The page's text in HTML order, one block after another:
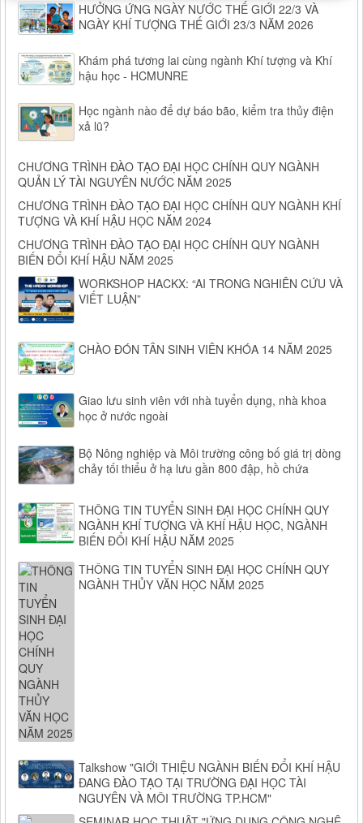
HƯỞNG ỨNG NGÀY NƯỚC THẾ GIỚI 22/3 VÀ
NGÀY KHÍ TƯỢNG THẾ GIỚI 23/3 NĂM 2026
Khám phá tương lai cùng ngành Khí tượng và Khí
hậu học - HCMUNRE
Học ngành nào để dự báo bão, kiểm tra thủy điện
xả lũ?
CHƯƠNG TRÌNH ĐÀO TẠO ĐẠI HỌC CHÍNH QUY NGÀNH
QUẢN LÝ TÀI NGUYÊN NƯỚC NĂM 2025
CHƯƠNG TRÌNH ĐÀO TẠO ĐẠI HỌC CHÍNH QUY NGÀNH KHÍ
TƯỢNG VÀ KHÍ HẬU HỌC NĂM 2024
CHƯƠNG TRÌNH ĐÀO TẠO ĐẠI HỌC CHÍNH QUY NGÀNH
BIẾN ĐỔI KHÍ HẬU NĂM 2025
WORKSHOP HACKX: “AI TRONG NGHIÊN CỨU VÀ
VIẾT LUẬN”
CHÀO ĐÓN TÂN SINH VIÊN KHÓA 14 NĂM 2025
Giao lưu sinh viên với nhà tuyển dụng, nhà khoa
học ở nước ngoài
Bộ Nông nghiệp và Môi trường công bố giá trị dòng
chảy tối thiểu ở hạ lưu gần 800 đập, hồ chứa
THÔNG TIN TUYỂN SINH ĐẠI HỌC CHÍNH QUY
NGÀNH KHÍ TƯỢNG VÀ KHÍ HẬU HỌC, NGÀNH
BIẾN ĐỔI KHÍ HẬU NĂM 2025
THÔNG TIN TUYỂN SINH ĐẠI HỌC CHÍNH QUY
NGÀNH THỦY VĂN HỌC NĂM 2025
Talkshow "GIỚI THIỆU NGÀNH BIẾN ĐỔI KHÍ HẬU
ĐANG ĐÀO TẠO TẠI TRƯỜNG ĐẠI HỌC TÀI
NGUYÊN VÀ MÔI TRƯỜNG TP.HCM"